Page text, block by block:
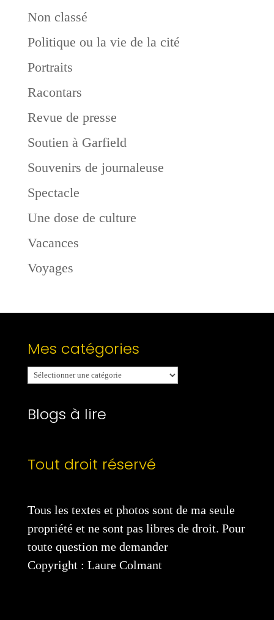
Non classé
Politique ou la vie de la cité
Portraits
Racontars
Revue de presse
Soutien à Garfield
Souvenirs de journaleuse
Spectacle
Une dose de culture
Vacances
Voyages
Mes catégories
Mes
catégories
Blogs à lire
Tout droit réservé
Tous les textes et photos sont de ma seule
propriété et ne sont pas libres de droit. Pour
toute question me demander
Copyright : Laure Colmant